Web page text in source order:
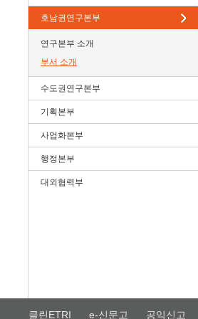
호남권연구본부
연구본부 소개
부서 소개
수도권연구본부
기획본부
사업화본부
행정본부
대외협력부
클린ETRI e-신문고 공익신고